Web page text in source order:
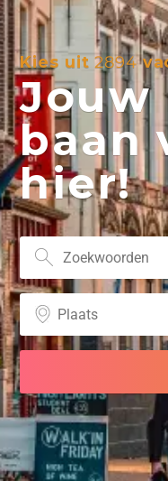
Kies uit2894
Jouw
baan
hier!